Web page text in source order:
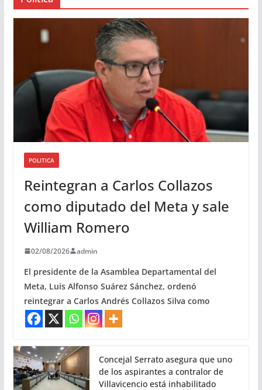
POLITICA
Reintegran a Carlos Collazos
como diputado del Meta y sale
William Romero
02/08/2026 admin
El presidente de la Asamblea Departamental del
Meta, Luis Alfonso Suárez Sánchez, ordenó
reintegrar a Carlos Andrés Collazos Silva como
Concejal Serrato asegura que uno
de los aspirantes a contralor de
Villavicencio está inhabilitado